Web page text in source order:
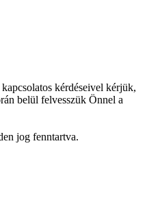
kérdéseivel kérjük,
belül felvesszük Önnel a
jog fenntartva.